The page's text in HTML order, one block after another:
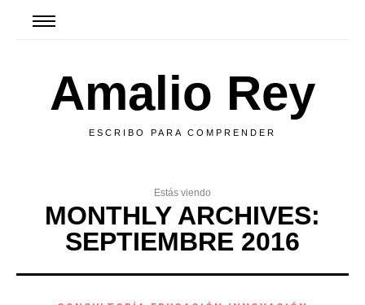
Amalio Rey
ESCRIBO PARA COMPRENDER
Estás viendo
MONTHLY ARCHIVES:
SEPTIEMBRE 2016